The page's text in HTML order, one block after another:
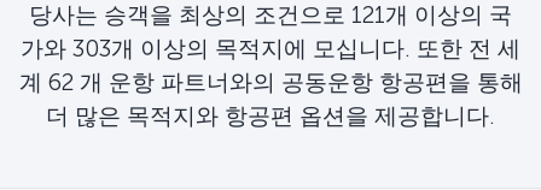
당사는 승객을 최상의 조건으로 121개 이상의 국
가와 303개 이상의 목적지에 모십니다. 또한 전 세
계 62 개 운항 파트너와의 공동운항 항공편을 통해
더 많은 목적지와 항공편 옵션을 제공합니다.